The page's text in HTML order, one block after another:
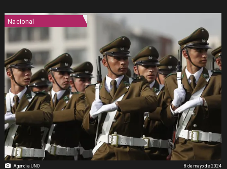
Agencia UNO
Nacional
8 de mayo de 2024